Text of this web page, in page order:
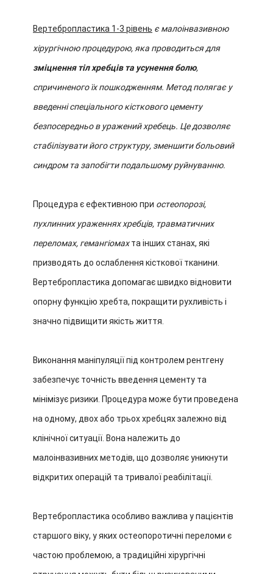
Вертебропластика 1-3 рівень є малоінвазивною
хірургічною процедурою, яка проводиться для
зміцнення тіл хребців та усунення болю,
спричиненого їх пошкодженням. Метод полягає у
введенні спеціального кісткового цементу
безпосередньо в уражений хребець. Це дозволяє
стабілізувати його структуру, зменшити больовий
синдром та запобігти подальшому руйнуванню.
Процедура є ефективною при остеопорозі,
пухлинних ураженнях хребців, травматичних
переломах, гемангіомахта інших станах, які
призводять до ослаблення кісткової тканини.
Вертебропластика допомагає швидко відновити
опорну функцію хребта, покращити рухливість і
значно підвищити якість життя.
Виконання маніпуляції під контролем рентгену
забезпечує точність введення цементу та
мінімізує ризики. Процедура може бути проведена
на одному, двох або трьох хребцях залежно від
клінічної ситуації. Вона належить до
малоінвазивних методів, що дозволяє уникнути
відкритих операцій та тривалої реабілітації.
Вертебропластика особливо важлива у пацієнтів
старшого віку, у яких остеопоротичні переломи є
частою проблемою, а традиційні хірургічні